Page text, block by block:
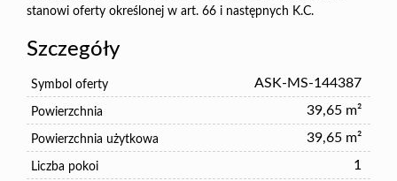
stanowi oferty określonej w art. 66 i następnych K.C.
Szczegóły
Symbol oferty ASK-MS-144387
Powierzchnia 39,65 m²
Powierzchnia użytkowa 39,65 m²
Liczba pokoi 1